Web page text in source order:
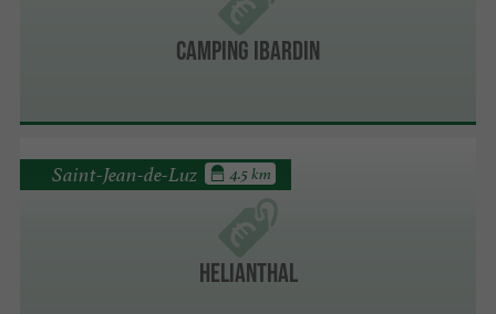
Camping Ibardin
HELIANTHAL
Saint-Jean-de-Luz 4.5 km